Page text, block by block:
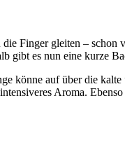
Finger gleiten – schon
gibt es nun eine kurze
könne auf über die
Aroma.